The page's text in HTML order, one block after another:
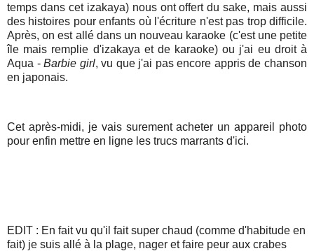
temps dans cet izakaya) nous ont offert du sake, mais aussi
des histoires pour enfants où l'écriture n'est pas trop difficile.
Après, on est allé dans un nouveau karaoke (c'est une petite
île mais remplie d'izakaya et de karaoke) ou j'ai eu droit à
Aqua -Barbie girl, vu que j'ai pas encore appris de chanson
en japonais.
Cet après-midi, je vais surement acheter un appareil photo
pour enfin mettre en ligne les trucs marrants d'ici.
EDIT : En fait vu qu'il fait super chaud (comme d'habitude en
fait) je suis allé à la plage, nager et faire peur aux crabes